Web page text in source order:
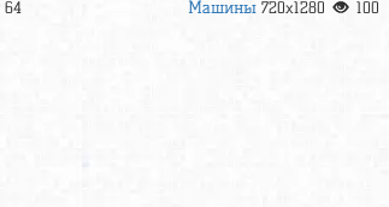
64 Машины 720x1280 100